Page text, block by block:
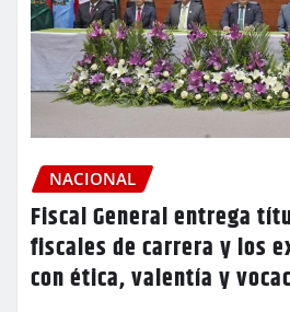
NACIONAL
Fiscal General entrega
fiscales de carrera y los
con ética, valentía y